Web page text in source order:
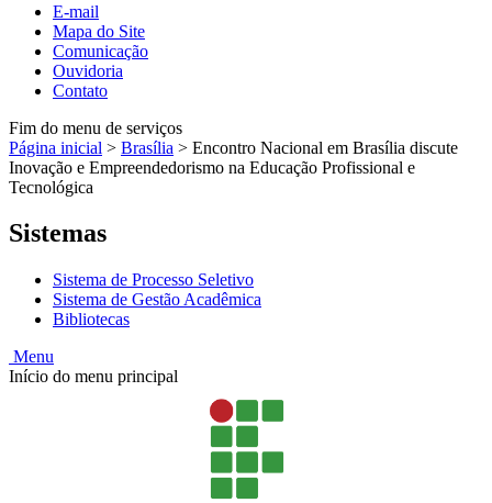
E-mail
Mapa do Site
Comunicação
Ouvidoria
Contato
Fim do menu de serviços
Página inicial > Brasília > Encontro Nacional em Brasília discute
Inovação e Empreendedorismo na Educação Profissional e
Tecnológica
Sistemas
Sistema de Processo Seletivo
Sistema de Gestão Acadêmica
Bibliotecas
Menu
Início do menu principal